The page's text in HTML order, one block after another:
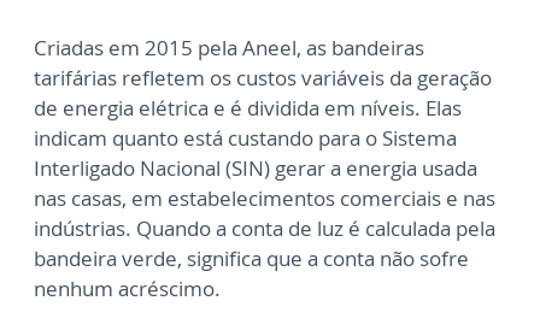
Criadas em 2015 pela Aneel, as bandeiras
tarifárias refletem os custos variáveis da geração
de energia elétrica e é dividida em níveis. Elas
indicam quanto está custando para o Sistema
Interligado Nacional (SIN) gerar a energia usada
nas casas, em estabelecimentos comerciais e nas
indústrias. Quando a conta de luz é calculada pela
bandeira verde, significa que a conta não sofre
nenhum acréscimo.